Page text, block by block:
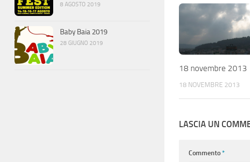
18 novembre 2013
18 NOVEMBRE 2013
LASCIA UN
Commento*
8 AGOSTO 2019
Baby Baia 2019
28 GIUGNO 2019